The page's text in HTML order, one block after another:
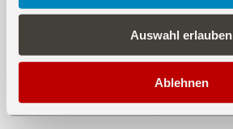
Auswahl erlauben
Ablehnen